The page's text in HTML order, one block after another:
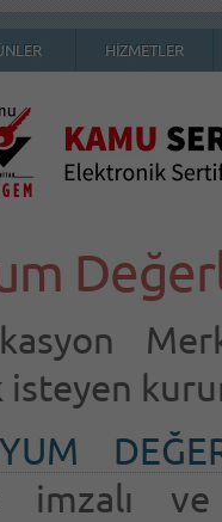
HİZMETLER
isteyen
imzalı